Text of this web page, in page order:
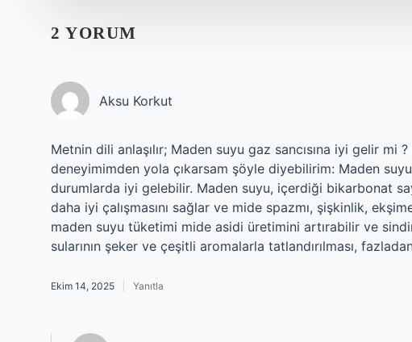
2 YORUM
Aksu Korkut
Metnin dili anlaşılır; Maden suyu gaz sancısına iyi gelir mi
deneyimimden yola çıkarsam şöyle diyebilirim: Maden
durumlarda iyi gelebilir. Maden suyu, içerdiği bikarbonat
daha iyi çalışmasını sağlar ve mide spazmı, şişkinlik,
maden suyu tüketimi mide asidi üretimini artırabilir ve
sularının şeker ve çeşitli aromalarla tatlandırılması,
Ekim 14, 2025 Yanıtla